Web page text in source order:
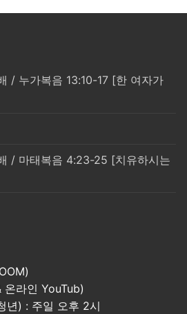
/ 누가복음 13:10-17 [한 여자가
/ 마태복음 4:23-25 [치유하시는
라인 YouTub)
년) : 주일 오후 2시